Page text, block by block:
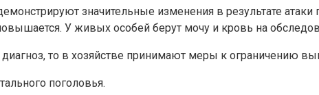
значительные изменения в результате атаки
У живых особей берут мочу и кровь на
то в хозяйстве принимают меры к ограничению
поголовья.